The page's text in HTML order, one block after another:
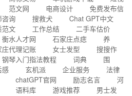
范文网 电商设计
免费发布信
询 搜救犬
Chat GPT中文
范文 工作总结
二手车估价
衡水人才网 石家庄点痣
养
庄代理记账 女士发型
搜搜作
钢琴入门指法教程 词典
围
感 玄机派 企业服务
法律
chatGPT官网 励志名言
河
语料库 游戏推荐
男士发